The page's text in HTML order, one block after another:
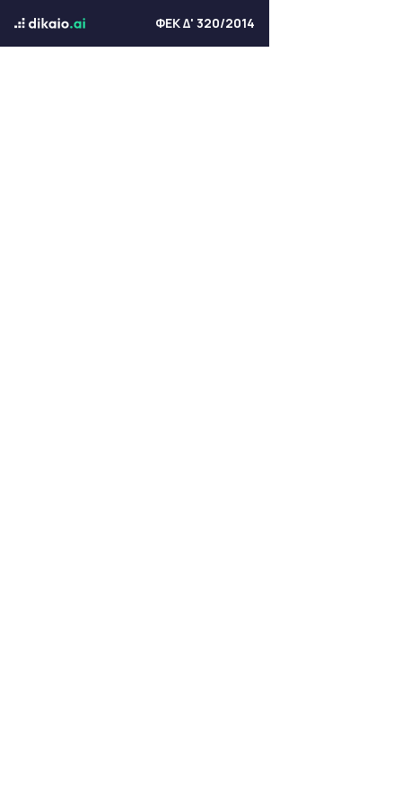
ΦΕΚ Δ' 320/2014